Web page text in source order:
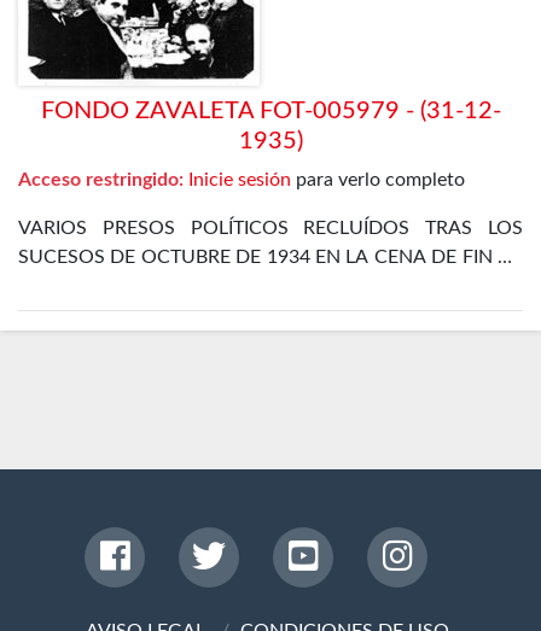
FONDO ZAVALETA FOT-005979 - (31-12-
1935)
Acceso restringido: Inicie sesión para verlo completo
VARIOS PRESOS POLÍTICOS RECLUÍDOS TRAS LOS
SUCESOS DE OCTUBRE DE 1934 EN LA CENA DE FIN DE
DE MADRID